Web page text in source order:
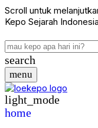
Scroll untuk
Kepo Sejarah Indonesia
search
menu
light_mode
home